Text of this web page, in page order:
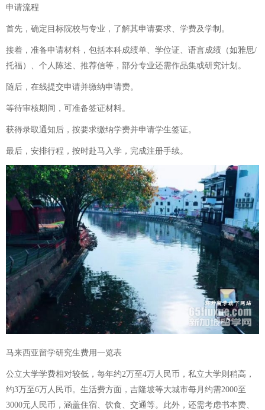
申请流程
首先，确定目标院校与专业，了解其申请要求、学费及学制。
接着，准备申请材料，包括本科成绩单、学位证、语言成绩（如雅思/
托福）、个人陈述、推荐信等，部分专业还需作品集或研究计划。
随后，在线提交申请并缴纳申请费。
等待审核期间，可准备签证材料。
获得录取通知后，按要求缴纳学费并申请学生签证。
最后，安排行程，按时赴马入学，完成注册手续。
马来西亚留学研究生费用一览表
公立大学学费相对较低，每年约2万至4万人民币，私立大学则稍高，
约3万至6万人民币。生活费方面，吉隆坡等大城市每月约需2000至
3000元人民币，涵盖住宿、饮食、交通等。此外，还需考虑书本费、